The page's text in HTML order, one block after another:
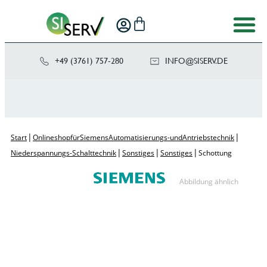
+49 (3761) 757-280 ED.VRE
SIS@OF
NI
Start | Onlineshop für Siemens Automatisierungs- und Antriebstechnik |
Niederspannungs-Schalttechnik | Sonstiges | Sonstiges | Schottung
Abbildung ähnlich